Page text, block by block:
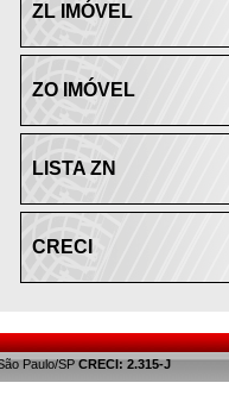
ZL IMÓVEL
ZO IMÓVEL
LISTA ZN
CRECI
Paulo/SPCRECI: 2.315-J